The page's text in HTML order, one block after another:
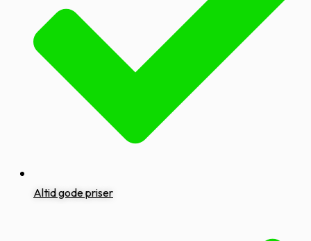
Altid gode priser